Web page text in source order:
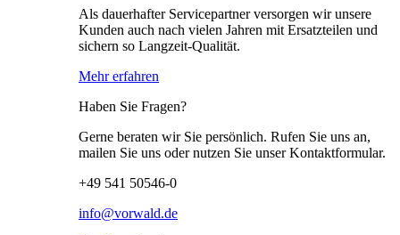
Als dauerhafter Servicepartner versorgen wir unsere
Kunden auch nach vielen Jahren mit Ersatzteilen und
sichern so Langzeit-Qualität.
Mehr erfahren
Haben Sie Fragen?
Gerne beraten wir Sie persönlich. Rufen Sie uns an,
mailen Sie uns oder nutzen Sie unser Kontaktformular.
+49 541 50546-0
info@vorwald.de